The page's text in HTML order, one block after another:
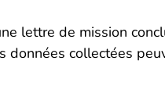
lettre de mission
données collectées